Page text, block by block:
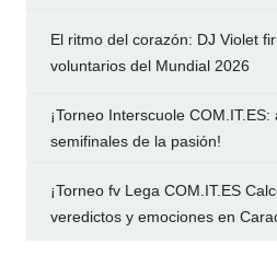
El ritmo del corazón: DJ Violet
voluntarios del Mundial 2026
¡Torneo Interscuole
semifinales de la pasión!
¡Torneo fv Lega COM.IT.ES
veredictos y emociones en